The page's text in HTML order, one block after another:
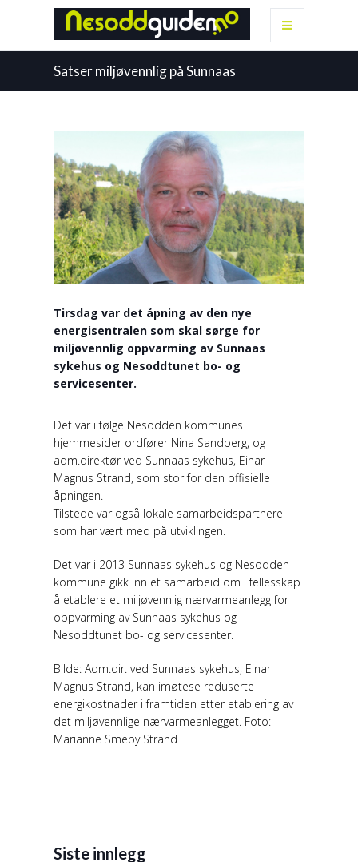
Satser miljøvennlig på Sunnaas
Tirsdag var det åpning av den nye
energisentralen som skal sørge for
miljøvennlig oppvarming av Sunnaas
sykehus og Nesoddtunet bo- og
servicesenter.
Det var i følge Nesodden kommunes
hjemmesider ordfører Nina Sandberg, og
adm.direktør ved Sunnaas sykehus, Einar
Magnus Strand, som stor for den offisielle
åpningen.
Tilstede var også lokale samarbeidspartnere
som har vært med på utviklingen.
Det var i 2013 Sunnaas sykehus og Nesodden
kommune gikk inn et samarbeid om i fellesskap
å etablere et miljøvennlig nærvarmeanlegg for
oppvarming av Sunnaas sykehus og
Nesoddtunet bo- og servicesenter.
Bilde: Adm.dir. ved Sunnaas sykehus, Einar
Magnus Strand, kan imøtese reduserte
energikostnader i framtiden etter etablering av
det miljøvennlige nærvarmeanlegget. Foto:
Marianne Smeby Strand
Siste innlegg